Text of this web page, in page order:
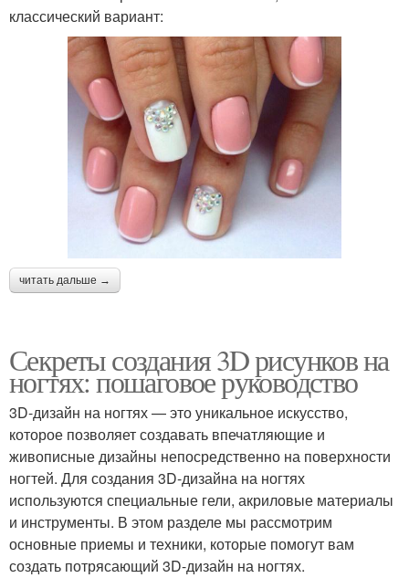
классический вариант:
читать дальше →
Секреты создания 3D рисунков на
ногтях: пошаговое руководство
3D-дизайн на ногтях — это уникальное искусство,
которое позволяет создавать впечатляющие и
живописные дизайны непосредственно на поверхности
ногтей. Для создания 3D-дизайна на ногтях
используются специальные гели, акриловые материалы
и инструменты. В этом разделе мы рассмотрим
основные приемы и техники, которые помогут вам
создать потрясающий 3D-дизайн на ногтях.